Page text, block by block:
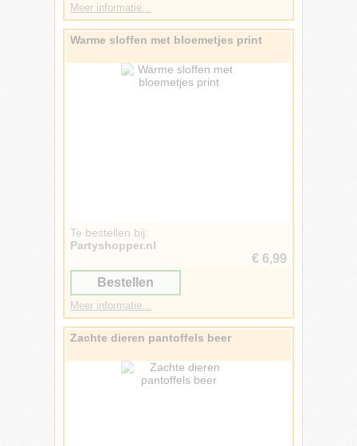
Meer informatie...
Warme sloffen met bloemetjes print
Te bestellen bij:
Partyshopper.nl
€ 6,99
Bestellen
Meer informatie...
Zachte dieren pantoffels beer